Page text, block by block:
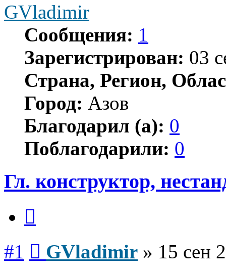
GVladimir
Сообщения: 1
Зарегистрирован: 03
Страна, Регион,
Город: Азов
Благодарил (а): 0
Поблагодарили: 0
Гл. конструктор,
#1 GVladimir » 15 сен